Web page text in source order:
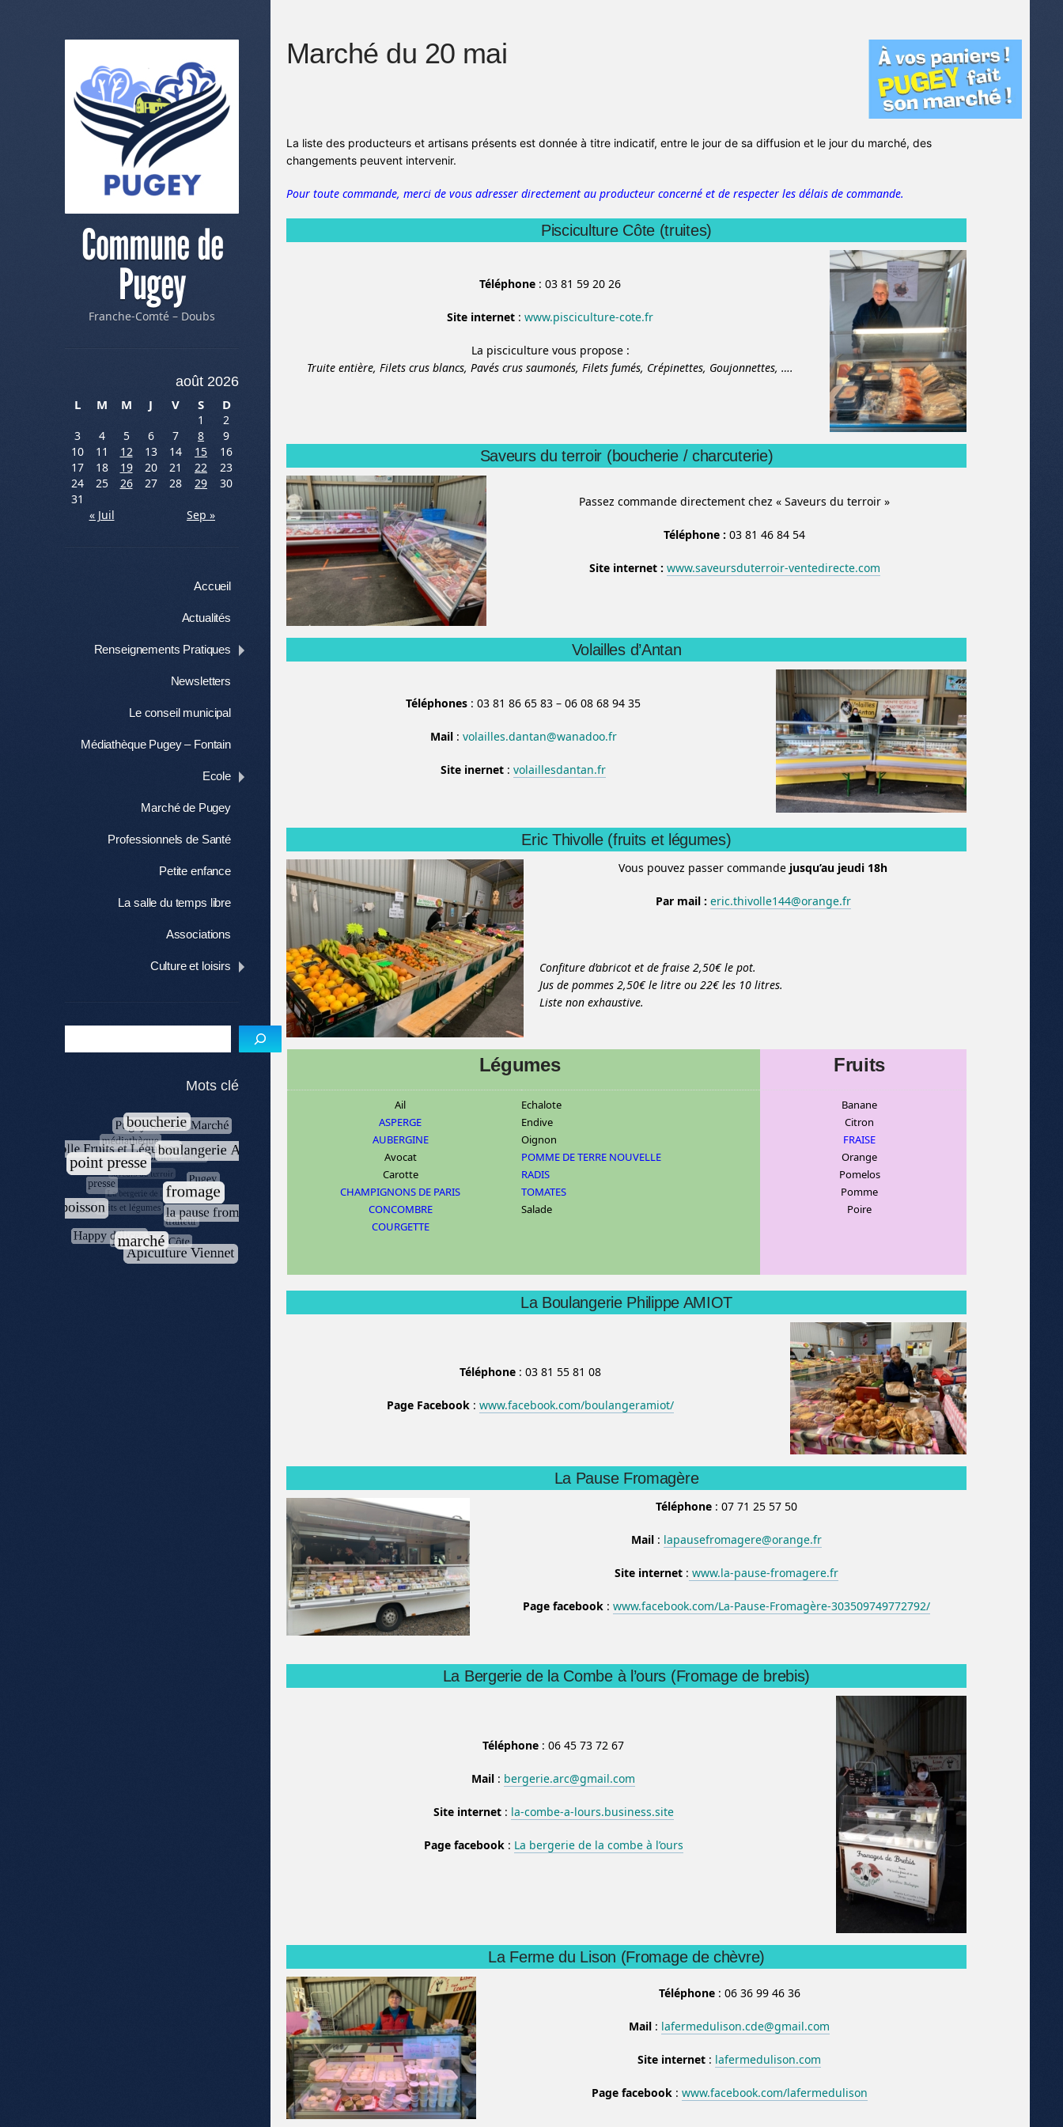
Commune de
Pugey
Franche-Comté – Doubs
août 2026
L
M M J V S D
1
2
3
4 5 6 7 8
9
10
11 12 13 14 15
16
17
18 19 20 21 22
23
24
25 26 27 28 29
30
31
« Juil
Sep »
Accueil
Actualités
Renseignements Pratiques
Newsletters
Le conseil municipal
Médiathèque Pugey – Fontain
Ecole
Marché de Pugey
Professionnels de Santé
Petite enfance
La salle du temps libre
Associations
Culture et loisirs
Marché du 20 mai
La liste des producteurs et artisans présents est donnée à titre indicatif, entre le jour de sa diffusion et le jour du marché, des
changements peuvent intervenir.
Pour toute commande, merci de vous adresser directement au producteur concerné et de respecter les délais de commande.
Pisciculture Côte (truites)
Téléphone : 03 81 59 20 26
Site internet : www.pisciculture-cote.fr
La pisciculture vous propose :
Truite entière, Filets crus blancs, Pavés crus saumonés, Filets fumés, Crépinettes, Goujonnettes, ….
Saveurs du terroir (boucherie / charcuterie)
Passez commande directement chez « Saveurs du terroir »
Téléphone : 03 81 46 84 54
Site internet : www.saveursduterroir-ventedirecte.com
Volailles d’Antan
Téléphones : 03 81 86 65 83 – 06 08 68 94 35
Mail: volailles.dantan@wanadoo.fr
Site inernet : volaillesdantan.fr
Eric Thivolle (fruits et légumes)
Vous pouvez passer commande jusqu’au jeudi 18h
Par mail : eric.thivolle144@orange.fr
Légumes Fruits
Ail
ASPERGE
AUBERGINE
Avocat
Carotte
CHAMPIGNONS DE PARIS
CONCOMBRE
COURGETTE
Echalote
Endive
Oignon
POMME DE TERRE NOUVELLE
RADIS
TOMATES
Salade
Banane
Citron
FRAISE
Orange
Pomelos
Pomme
Poire
Confiture d’abricot et de fraise 2,50€ le pot.
Jus de pommes 2,50€ le litre ou 22€ les 10 litres.
Liste non exhaustive.
La Boulangerie Philippe AMIOT
Téléphone : 03 81 55 81 08
Page Facebook : www.facebook.com/boulangeramiot/
La Pause Fromagère
Téléphone: 07 71 25 57 50
Mail: lapausefromagere@orange.fr
Site internet: www.la-pause-fromagere.fr
Page facebook: www.facebook.com/La-Pause-Fromagère-303509749772792/
La Bergerie de la Combe à l’ours (Fromage de brebis)
Téléphone : 06 45 73 72 67
Mail : bergerie.arc@gmail.com
Site internet: la-combe-a-lours.business.site
Page facebook: La bergerie de la combe à l’ours
La Ferme du Lison (Fromage de chèvre)
Téléphone: 06 36 99 46 36
Mail : lafermedulison.cde@gmail.com
Site internet : lafermedulison.com
Page facebook: www.facebook.com/lafermedulison
Mots clé